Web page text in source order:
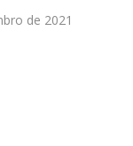
de 2021